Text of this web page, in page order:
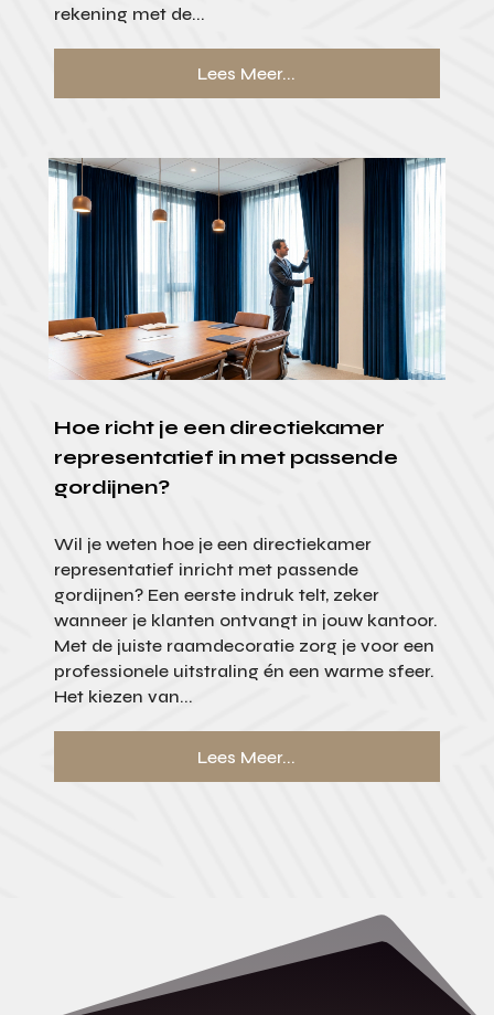
rekening met de...
Lees Meer...
Hoe richt je een directiekamer
representatief in met passende
gordijnen?
Wil je weten hoe je een directiekamer
representatief inricht met passende
gordijnen? Een eerste indruk telt, zeker
wanneer je klanten ontvangt in jouw kantoor.
Met de juiste raamdecoratie zorg je voor een
professionele uitstraling én een warme sfeer.
Het kiezen van...
Lees Meer...